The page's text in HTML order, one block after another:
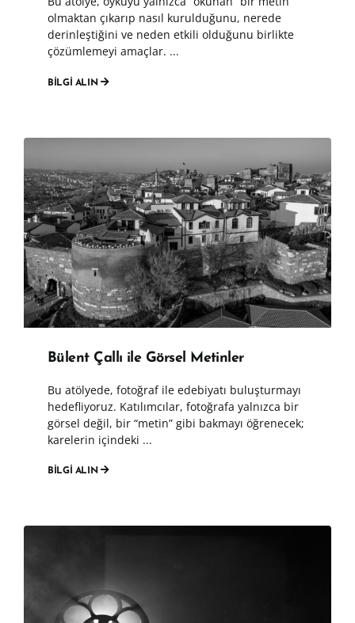
olmaktan çıkarıp nasıl kurulduğunu, nerede
derinleştiğini ve neden etkili olduğunu birlikte
çözümlemeyi amaçlar. ...
BİLGİ ALIN
Bülent Çallı ile Görsel Metinler
Bu atölyede, fotoğraf ile edebiyatı buluşturmayı
hedefliyoruz. Katılımcılar, fotoğrafa yalnızca bir
görsel değil, bir “metin” gibi bakmayı öğrenecek;
karelerin içindeki ...
BİLGİ ALIN